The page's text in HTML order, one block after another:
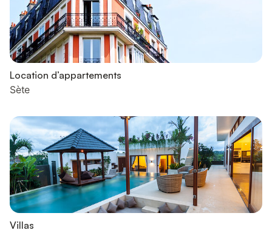
Location d’appartements
Sète
Villas